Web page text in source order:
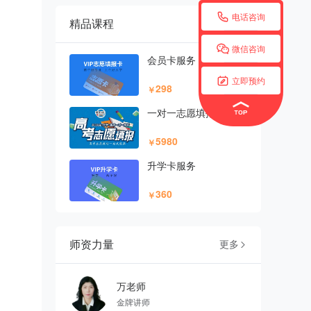
 电话咨询
 微信咨询
 立即预约
精品课程 更多
会员卡服务
￥298
一对一志愿填报
￥5980
升学卡服务
￥360
师资力量 更多 
万老师
金牌讲师